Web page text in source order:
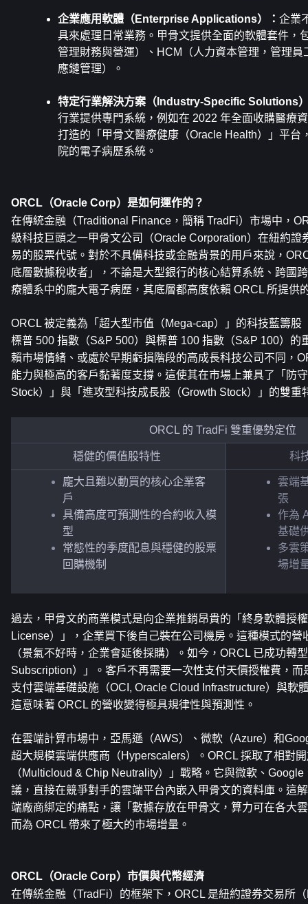
企業應用軟體（Enterprise Applications）： 企業
具來處理日常業務。甲骨文提供全面的軟體套件，
管理財務與營運）、HCM（人力資本管理，管理員
應鏈管理）。
特定行業解決方案（Industry‑Specific Solutions
行業提供專門系統，例如在 2022 年全面收購醫療
打造的「甲骨文醫療健康（Oracle Health）」平台
院的電子病歷系統。
ORCL（Oracle Corp）是如何運作的？
在傳統金融（Traditional Finance，簡稱 TradFi）市場中，
級科技巨頭之一甲骨文公司（Oracle Corporation）在紐約證
易的股票代號。對於不具備科技或金融背景的用戶來說，
底層數據稅收者」，不論是大型銀行的核心結算系統、跨國
療體系中的龐大電子病歷，其底層都高度依賴 ORCL 所提供
ORCL 被定義為「超大型市值（Mega-cap）」的科技藍籌股
標普 500 指數（S&P 500）與標普 100 指數（S&P 100）的
賴市場情緒、或處於早期虧損階段的高成長科技公司不同，
能力與極高的客戶黏著度支撐。這使其在市場上兼具了「防
Stock）」與「進攻型科技成長股（Growth Stock）」的雙重
ORCL 的 TradFi 雙重優勢定位
穩健的價值股特性 科
龐大且難以動買的核心企業客
戶
具備高度可預測性的合約收入模
型
常態性的季度配息與穩健的股票
回購機制
雲端
張
作為
基礎
多雲
場增
過去，甲骨文的商業模式是向企業推銷昂貴的「終身軟體授
License）」，企業買下後自己裝在公司機房。這種模式的營
（景氣不好時，企業會延後採購）。如今，ORCL 已成功轉
Subscription）」。客戶不再需要一次性支付天價授權費，
支付雲端基礎設施（OCI, Oracle Cloud Infrastructure）與軟
這意味著 ORCL 的營收變得極具規律性與預測性。
在雲端計算市場中，亞馬遜（AWS）、微軟（Azure）和
超大規模雲端供應商（Hyperscalers）。ORCL 採取了相對
（Multicloud & Chip Neutrality）」戰略。它與微軟、
議，直接在競爭對手的雲端平台內嵌入甲骨文的資料庫。這
端廠商綁定的痛點，讓「數據存放在甲骨文，算力可在各大
而為 ORCL 帶來了極大的市場增量。
ORCL（Oracle Corp）市價與代幣經濟
在傳統金融（TradFi）的框架下，ORCL 是紐約證券交易所